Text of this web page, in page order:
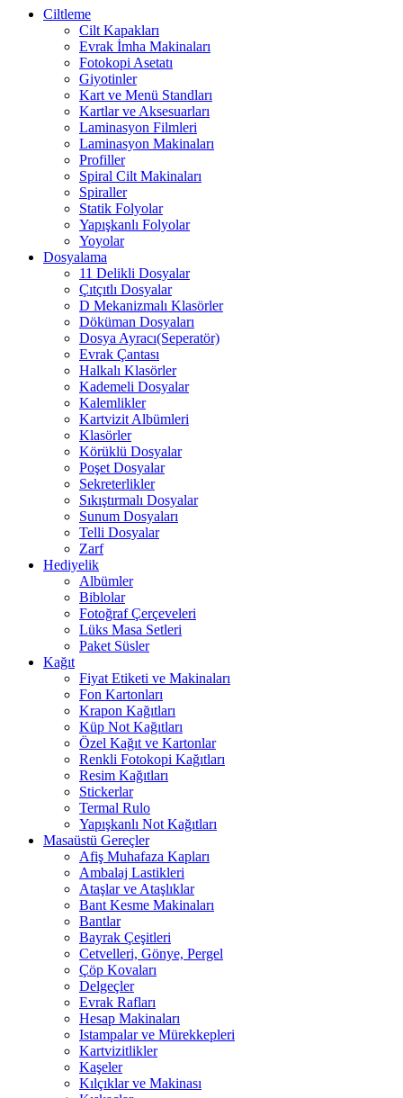
Ciltleme
Cilt Kapakları
Evrak İmha Makinaları
Fotokopi Asetatı
Giyotinler
Kart ve Menü Standları
Kartlar ve Aksesuarları
Laminasyon Filmleri
Laminasyon Makinaları
Profiller
Spiral Cilt Makinaları
Spiraller
Statik Folyolar
Yapışkanlı Folyolar
Yoyolar
Dosyalama
11 Delikli Dosyalar
Çıtçıtlı Dosyalar
D Mekanizmalı Klasörler
Döküman Dosyaları
Dosya Ayracı(Seperatör)
Evrak Çantası
Halkalı Klasörler
Kademeli Dosyalar
Kalemlikler
Kartvizit Albümleri
Klasörler
Körüklü Dosyalar
Poşet Dosyalar
Sekreterlikler
Sıkıştırmalı Dosyalar
Sunum Dosyaları
Telli Dosyalar
Zarf
Hediyelik
Albümler
Biblolar
Fotoğraf Çerçeveleri
Lüks Masa Setleri
Paket Süsler
Kağıt
Fiyat Etiketi ve Makinaları
Fon Kartonları
Krapon Kağıtları
Küp Not Kağıtları
Özel Kağıt ve Kartonlar
Renkli Fotokopi Kağıtları
Resim Kağıtları
Stickerlar
Termal Rulo
Yapışkanlı Not Kağıtları
Masaüstü Gereçler
Afiş Muhafaza Kapları
Ambalaj Lastikleri
Ataşlar ve Ataşlıklar
Bant Kesme Makinaları
Bantlar
Bayrak Çeşitleri
Cetvelleri, Gönye, Pergel
Çöp Kovaları
Delgeçler
Evrak Rafları
Hesap Makinaları
Istampalar ve Mürekkepleri
Kartvizitlikler
Kaşeler
Kılçıklar ve Makinası